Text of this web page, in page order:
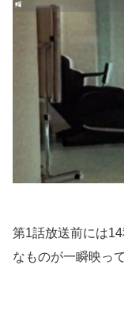
第1話放送前には
なものが一瞬映っ